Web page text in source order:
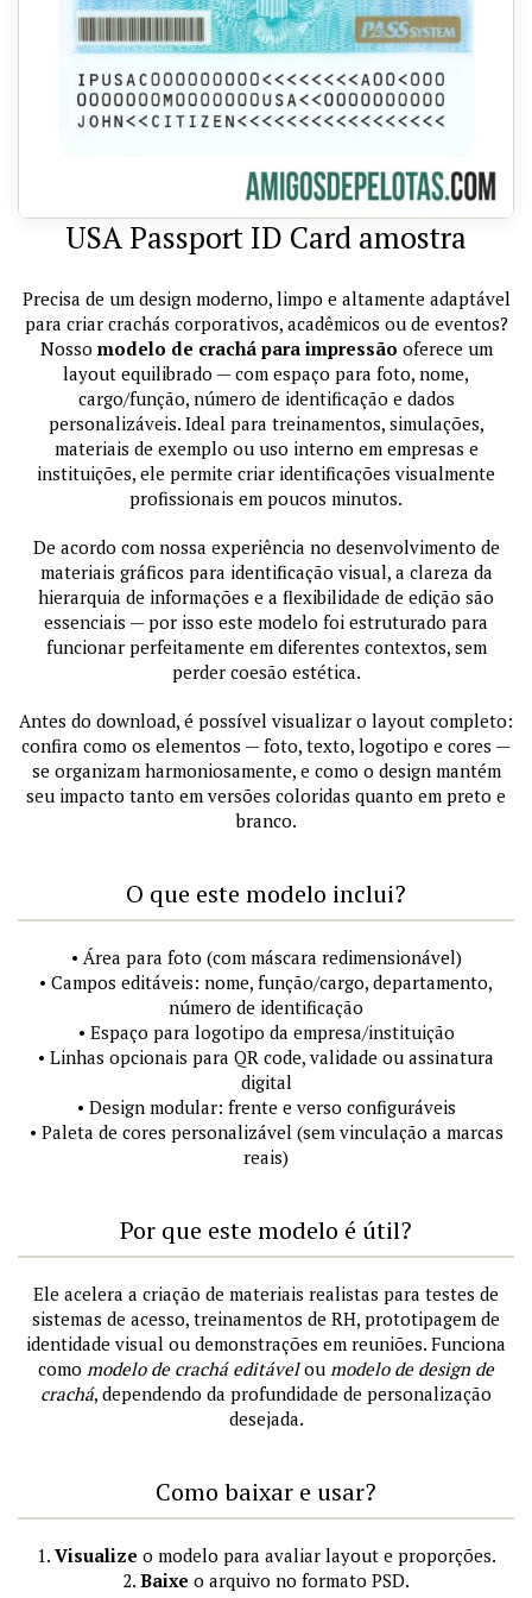
USA Passport ID Card amostra
Precisa de um design moderno, limpo e altamente adaptável
para criar crachás corporativos, acadêmicos ou de eventos?
Nosso modelo de crachá para impressão oferece um
layout equilibrado — com espaço para foto, nome,
cargo/função, número de identificação e dados
personalizáveis. Ideal para treinamentos, simulações,
materiais de exemplo ou uso interno em empresas e
instituições, ele permite criar identificações visualmente
profissionais em poucos minutos.
De acordo com nossa experiência no desenvolvimento de
materiais gráficos para identificação visual, a clareza da
hierarquia de informações e a flexibilidade de edição são
essenciais — por isso este modelo foi estruturado para
funcionar perfeitamente em diferentes contextos, sem
perder coesão estética.
Antes do download, é possível visualizar o layout completo:
confira como os elementos — foto, texto, logotipo e cores —
se organizam harmoniosamente, e como o design mantém
seu impacto tanto em versões coloridas quanto em preto e
branco.
O que este modelo inclui?
• Área para foto (com máscara redimensionável)
• Campos editáveis: nome, função/cargo, departamento,
número de identificação
• Espaço para logotipo da empresa/instituição
• Linhas opcionais para QR code, validade ou assinatura
digital
• Design modular: frente e verso configuráveis
• Paleta de cores personalizável (sem vinculação a marcas
reais)
Por que este modelo é útil?
Ele acelera a criação de materiais realistas para testes de
sistemas de acesso, treinamentos de RH, prototipagem de
identidade visual ou demonstrações em reuniões. Funciona
como modelo de crachá editávelou modelo de design de
crachá, dependendo da profundidade de personalização
desejada.
Como baixar e usar?
1. Visualize o modelo para avaliar layout e proporções.
2. Baixe o arquivo no formato PSD.